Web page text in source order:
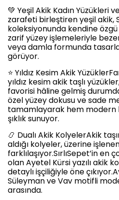
💚 Yeşil Akik Kadın Yüzükleri
zarafeti birleştiren yeşil akik,
koleksiyonunda kendine
zarif yüzey işlemeleriyle
veya damla formunda
görüyor.
⭐ Yıldız Kesim Akik
yıldız kesim akik taşlı
favorisi hâline gelmiş
özel yüzey dokusu ve sade
tamamlayarak hem modern
şıklık sunuyor.
📿 Dualı Akik KolyelerAkik
aldığı kolyeler, üzerine
farklılaşıyor.SırlıSepet’in en
olan Ayetel Kürsi yazılı akik
detaylı işçiliğiyle öne
Süleyman ve Vav motifli
arasında.